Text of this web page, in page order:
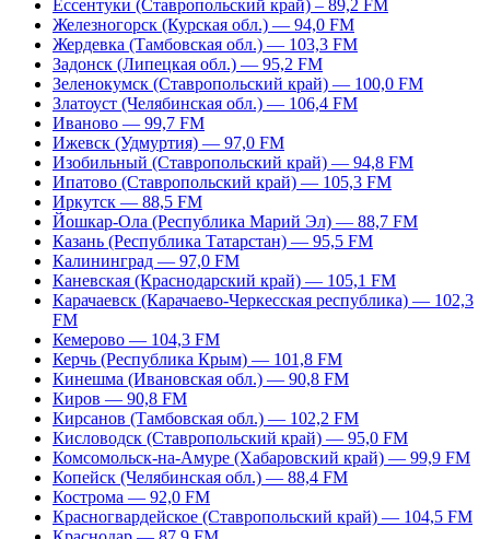
Ессентуки (Ставропольский край) – 89,2 FM
Железногорск (Курская обл.) — 94,0 FM
Жердевка (Тамбовская обл.) — 103,3 FM
Задонск (Липецкая обл.) — 95,2 FM
Зеленокумск (Ставропольский край) — 100,0 FM
Златоуст (Челябинская обл.) — 106,4 FM
Иваново — 99,7 FM
Ижевск (Удмуртия) — 97,0 FM
Изобильный (Ставропольский край) — 94,8 FM
Ипатово (Ставропольский край) — 105,3 FM
Иркутск — 88,5 FM
Йошкар-Ола (Республика Марий Эл) — 88,7 FM
Казань (Республика Татарстан) — 95,5 FM
Калининград — 97,0 FM
Каневская (Краснодарский край) — 105,1 FM
Карачаевск (Карачаево-Черкесская республика) — 102,3
FM
Кемерово — 104,3 FM
Керчь (Республика Крым) — 101,8 FM
Кинешма (Ивановская обл.) — 90,8 FM
Киров — 90,8 FM
Кирсанов (Тамбовская обл.) — 102,2 FM
Кисловодск (Ставропольский край) — 95,0 FM
Комсомольск-на-Амуре (Хабаровский край) — 99,9 FM
Копейск (Челябинская обл.) — 88,4 FM
Кострома — 92,0 FM
Красногвардейское (Ставропольский край) — 104,5 FM